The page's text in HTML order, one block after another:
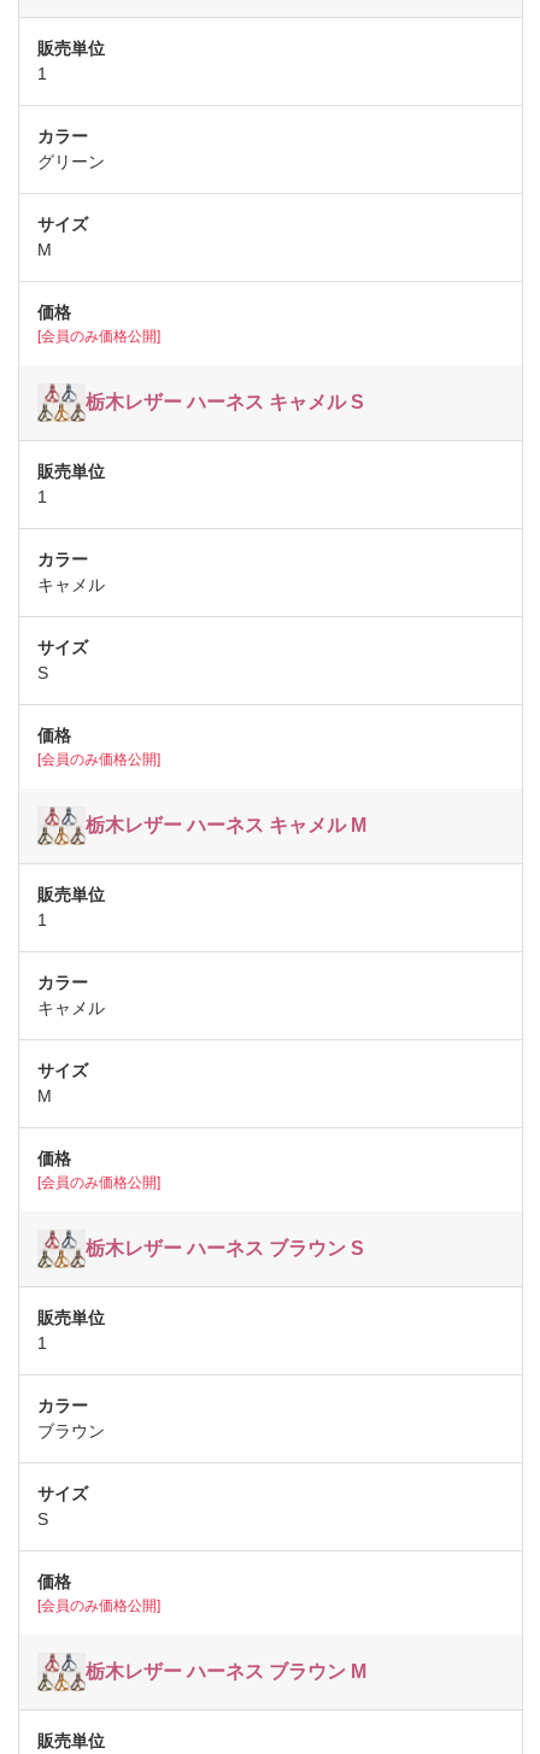
1
グリーン
M
[会員のみ価格公開]
栃木レザー ハーネス キャメル S
1
キャメル
S
[会員のみ価格公開]
栃木レザー ハーネス キャメル M
1
キャメル
M
[会員のみ価格公開]
栃木レザー ハーネス ブラウン S
1
ブラウン
S
[会員のみ価格公開]
栃木レザー ハーネス ブラウン M